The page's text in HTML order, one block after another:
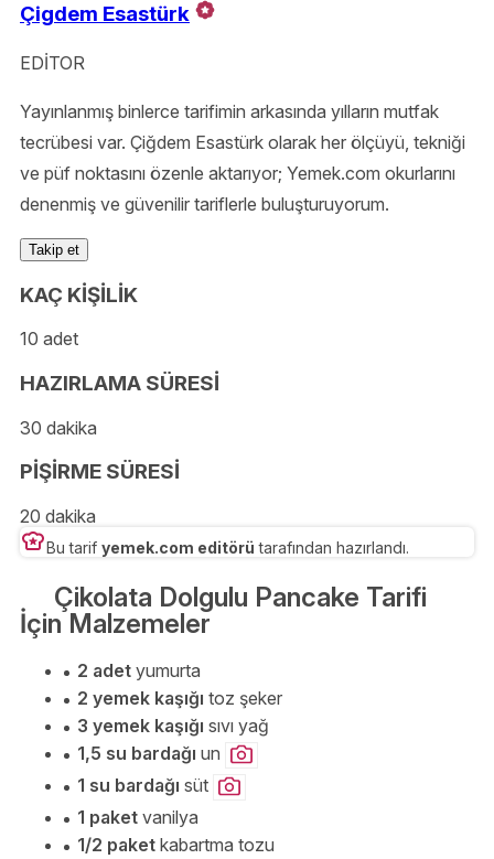
Çigdem Esastürk
EDİTOR
Yayınlanmış binlerce tarifimin arkasında yılların mutfak
tecrübesi var. Çiğdem Esastürk olarak her ölçüyü, tekniği
ve püf noktasını özenle aktarıyor; Yemek.com okurlarını
denenmiş ve güvenilir tariflerle buluşturuyorum.
Takip et
KAÇ KİŞİLİK
10 adet
HAZIRLAMA SÜRESİ
30 dakika
PİŞİRME SÜRESİ
20 dakika
Bu tarif yemek.com editörü tarafından hazırlandı.
Çikolata Dolgulu Pancake Tarifi
İçin Malzemeler
2 adet yumurta
2 yemek kaşığı toz şeker
3 yemek kaşığı sıvı yağ
1,5 su bardağı un
1 su bardağı süt
1 paket vanilya
1/2 paket kabartma tozu